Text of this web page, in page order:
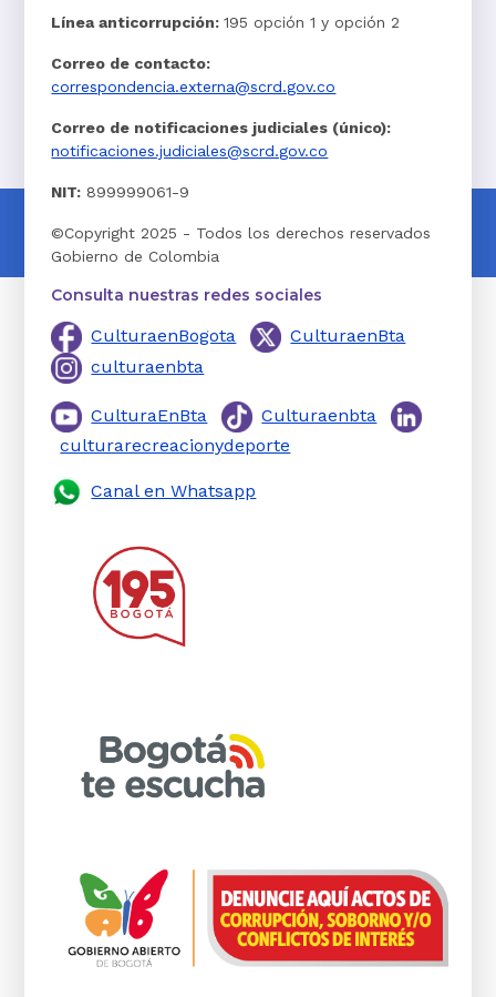
Línea anticorrupción:195 opción 1 y opción 2
Correo de contacto:
correspondencia.externa@scrd.gov.co
Correo de notificaciones judiciales (único):
notificaciones.judiciales@scrd.gov.co
NIT: 899999061-9
©Copyright 2025 - Todos los derechos reservados
Gobierno de Colombia
Consulta nuestras redes sociales
CulturaenBogota
CulturaenBta
culturaenbta
CulturaEnBta
Culturaenbta
culturarecreacionydeporte
Canal en Whatsapp